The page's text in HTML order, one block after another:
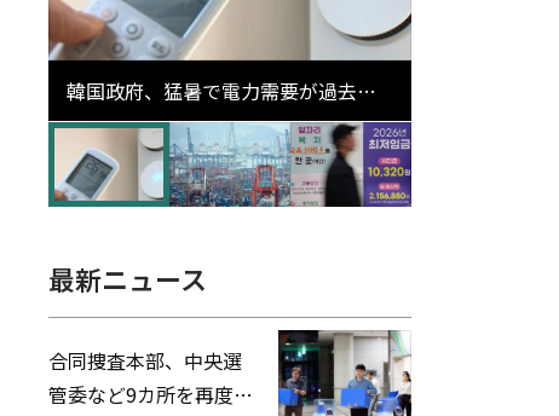
韓国政府、猛暑で電力需要が過去最
高更新の可能性に需給対応体制を点
検
最新ニュース
合同捜査本部、中央選
管委など9カ所を再度家